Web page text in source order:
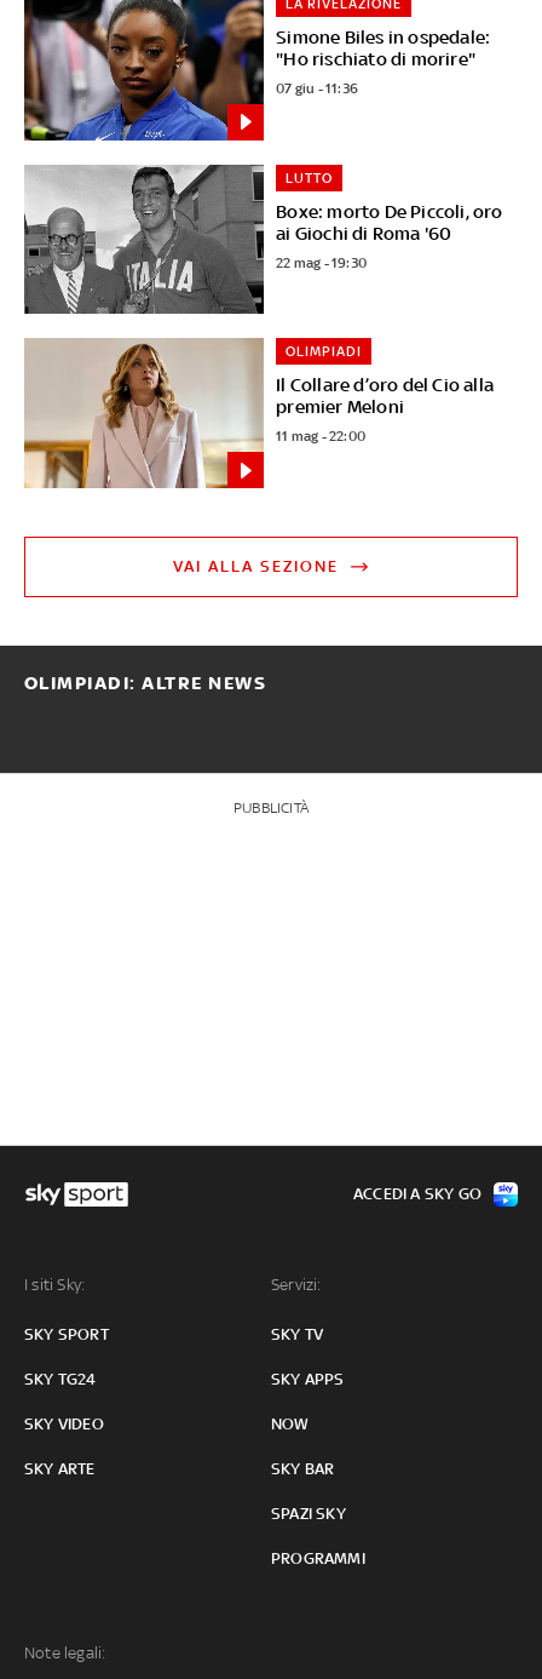
Simone Biles in ospedale:
"Ho rischiato di morire"
07 giu - 11:36
Boxe: morto De Piccoli, oro
ai Giochi di Roma '60
LUTTO
22 mag - 19:30
Il Collare d’oro del Cio alla
premier Meloni
OLIMPIADI
11 mag - 22:00
VAI ALLA SEZIONE
OLIMPIADI: ALTRE NEWS
PUBBLICITÀ
I siti Sky:
SKY SPORT
SKY TG24
SKY VIDEO
SKY ARTE
Servizi:
SKY TV
SKY APPS
NOW
SKY BAR
SPAZI SKY
PROGRAMMI
Note legali:
ACCEDI A SKY GO